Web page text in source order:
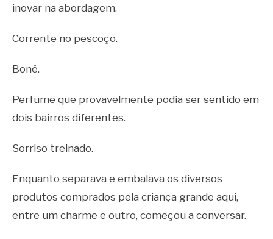
inovar na abordagem.
Corrente no pescoço.
Boné.
Perfume que provavelmente podia ser sentido em
dois bairros diferentes.
Sorriso treinado.
Enquanto separava e embalava os diversos
produtos comprados pela criança grande aqui,
entre um charme e outro, começou a conversar.